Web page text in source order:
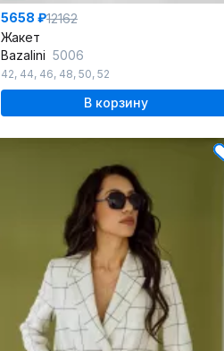
5658 ₽12162
Жакет
Bazalini 5006
42, 44, 46, 48, 50, 52
В корзину